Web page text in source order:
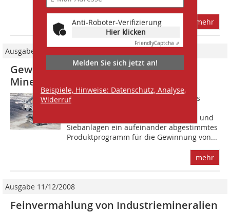
Anti-Roboter-Verifizierung
Hier klicken
FriendlyCaptcha ⇗
Melden Sie sich jetzt an!
Beispiele, Hinweise: Datenschutz, Analyse,
Widerruf
mehr
Ausgabe 05/2013
Gewinnung und Aufbereitung von
Mineralien
Im Geschäftsfeld Mineral Technologies
Surface Minern und Kleemann Brech- und
Siebanlagen ein aufeinander abgestimmtes
Produktprogramm für die Gewinnung von...
mehr
Ausgabe 11/12/2008
Feinvermahlung von Industriemineralien